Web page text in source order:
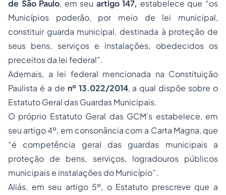
de São Paulo, em seu artigo 147, estabelece que “os
Municípios poderão, por meio de lei municipal,
constituir guarda municipal, destinada à proteção de
seus bens, serviços e instalações, obedecidos os
preceitos da lei federal”.
Ademais, a lei federal mencionada na Constituição
Paulista é a de nº 13.022/2014, a qual dispõe sobre o
Estatuto Geral das Guardas Municipais.
O próprio Estatuto Geral das GCM’s estabelece, em
seu artigo 4º, em consonância com a Carta Magna, que
“é competência geral das guardas municipais a
proteção de bens, serviços, logradouros públicos
municipais e instalações do Município”.
Aliás, em seu artigo 5º, o Estatuto prescreve que a